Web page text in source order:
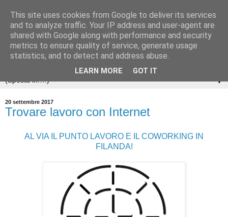
▼
20 settembre 2017
Trovare lavoro con Internet
AL VIA IL PUNTO LAVORO E IL COWORKING IN
FILANDA!
This site uses cookies from Google to deliver its services
and to analyze traffic. Your IP address and user-agent are
shared with Google along with performance and security
metrics to ensure quality of service, generate usage
statistics, and to detect and address abuse.
LEARN MORE GOT IT